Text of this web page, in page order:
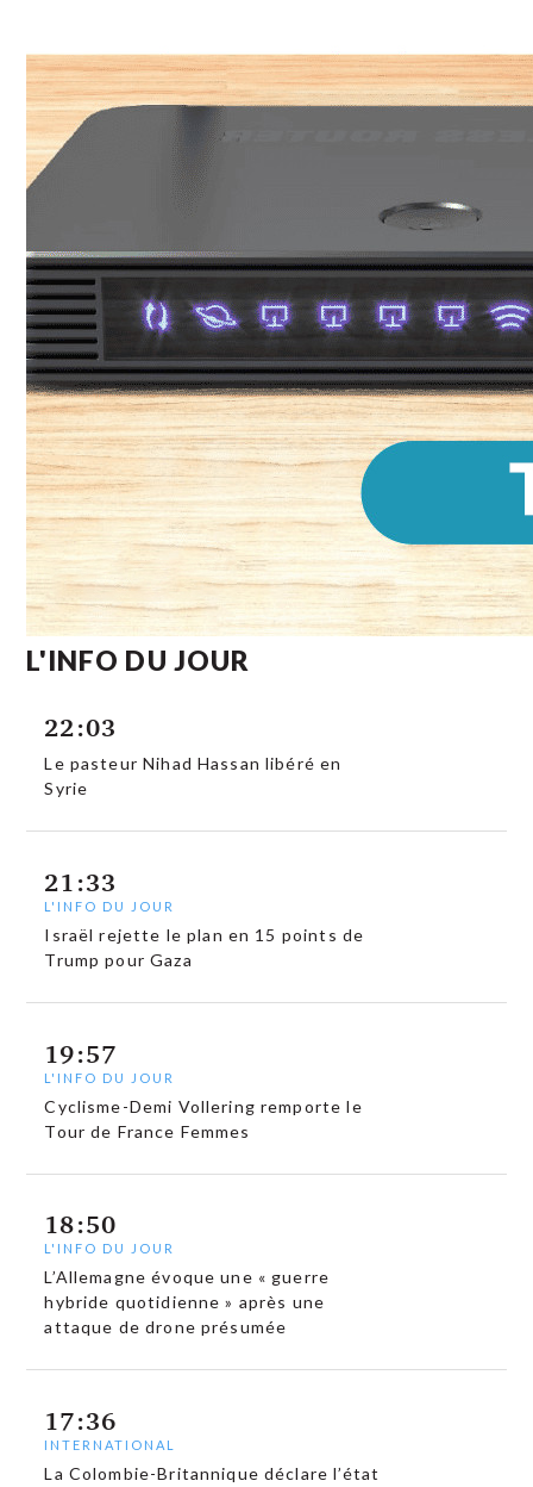
L'INFO DU JOUR
22:03
Le pasteur Nihad Hassan libéré en
Syrie
21:33
L'INFO DU JOUR
Israël rejette le plan en 15 points de
Trump pour Gaza
19:57
L'INFO DU JOUR
Cyclisme-Demi Vollering remporte le
Tour de France Femmes
18:50
L'INFO DU JOUR
L’Allemagne évoque une « guerre
hybride quotidienne » après une
attaque de drone présumée
17:36
INTERNATIONAL
La Colombie-Britannique déclare l’état